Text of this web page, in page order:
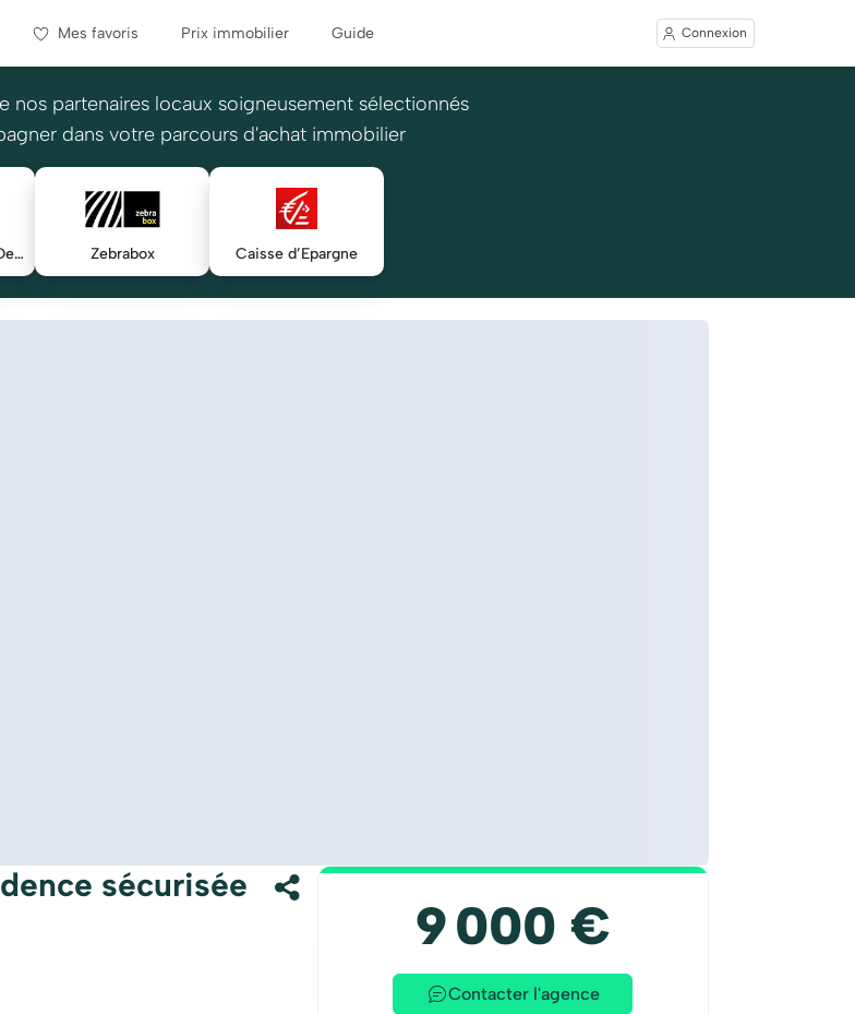
Mes favoris Prix immobilier Guide Connexion
nos partenaires locaux soigneusement sélectionnés
dans votre parcours d'achat immobilier
Cuisine Intérieur Design Zebrabox Caisse d’Epargne
sécurisée
9 000 €
Contacter l'agence